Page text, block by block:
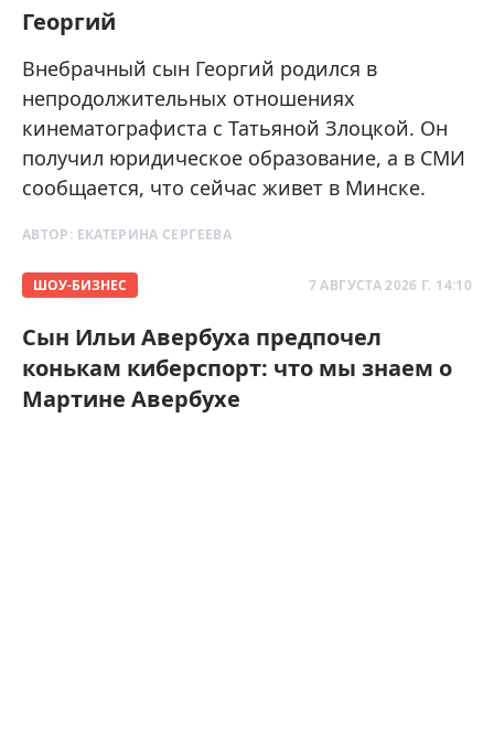
Георгий
Внебрачный сын Георгий родился в
непродолжительных отношениях
кинематографиста с Татьяной Злоцкой. Он
получил юридическое образование, а в СМИ
сообщается, что сейчас живет в Минске.
АВТОР: ЕКАТЕРИНА СЕРГЕЕВА
ШОУ-БИЗНЕС 7 АВГУСТА 2026 Г. 14:10
Сын Ильи Авербуха предпочел
конькам киберспорт: что мы знаем о
Мартине Авербухе